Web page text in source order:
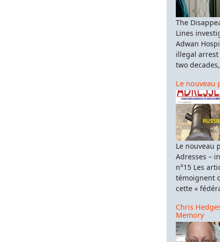
The
Lines
Adwan
illegal arrest
two
Le nouveau
Le nouveau
Adresses –
n°15 Les
témoignent
cette «
Chris
Memory